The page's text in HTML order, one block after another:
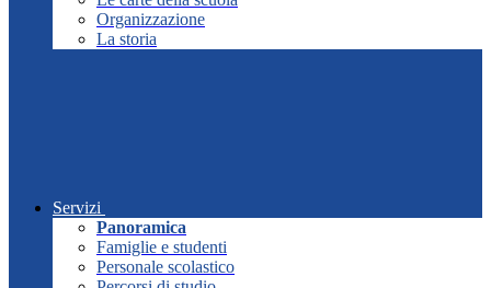
Organizzazione
La storia
Servizi
Panoramica
Famiglie e studenti
Personale scolastico